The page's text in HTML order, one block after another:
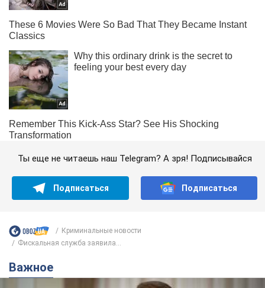
Ты еще не читаешь наш Telegram? А зря! Подписывайся
Подписаться Подписаться
Криминальные новости
Фискальная служба заявила...
Важное